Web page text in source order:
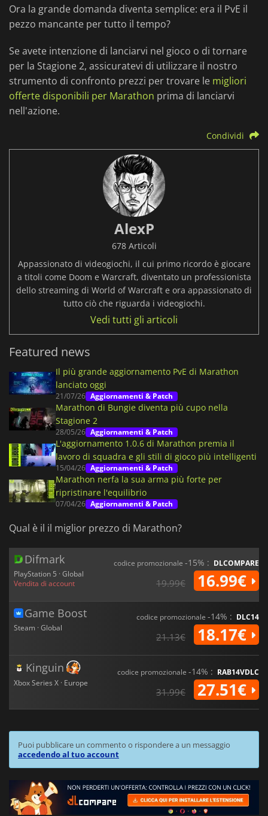
Ora la grande domanda diventa semplice: era il PvE il
pezzo mancante per tutto il tempo?
Se avete intenzione di lanciarvi nel gioco o di tornare
per la Stagione 2, assicuratevi di utilizzare il nostro
strumento di confronto prezzi per trovare le migliori
offerte disponibili per Marathon prima di lanciarvi
nell'azione.
Condividi
AlexP
678 Articoli
Appassionato di videogiochi, il cui primo ricordo è giocare
a titoli come Doom e Warcraft, diventato un professionista
dello streaming di World of Warcraft e ora appassionato di
tutto ciò che riguarda i videogiochi.
Vedi tutti gli articoli
Featured news
Il più grande aggiornamento PvE di Marathon
lanciato oggi
21/07/26 Aggiornamenti & Patch
Marathon di Bungie diventa più cupo nella
Stagione 2
28/05/26 Aggiornamenti & Patch
L'aggiornamento 1.0.6 di Marathon premia il
lavoro di squadra e gli stili di gioco più intelligenti
15/04/26 Aggiornamenti & Patch
Marathon nerfa la sua arma più forte per
ripristinare l'equilibrio
07/04/26 Aggiornamenti & Patch
Qual è il il miglior prezzo di Marathon?
Difmark
PlayStation 5 · Global
Vendita di account
codice promozionale -15% : DLCOMPARE
19.99€ 16.99€
Game Boost
Steam · Global
codice promozionale -14% : DLC14
21.13€ 18.17€
Kinguin
Xbox Series X · Europe
codice promozionale -14% : RAB14VDLC
31.99€ 27.51€
Puoi pubblicare un commento o rispondere a un messaggio
accedendo al tuo account